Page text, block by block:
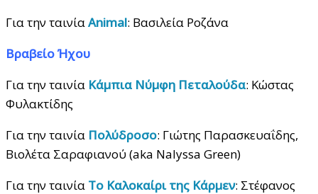
Για την ταινίαAnimal: Βασιλεία Ροζάνα
Βραβείο Ήχου
Για την ταινία Κάμπια Νύμφη Πεταλούδα: Κώστας
Φυλακτίδης
Για την ταινία Πολύδροσο: Γιώτης Παρασκευαΐδης,
Βιολέτα Σαραφιανού (aka Nalyssa Green)
Για την ταινία Το Καλοκαίρι της Κάρμεν: Στέφανος